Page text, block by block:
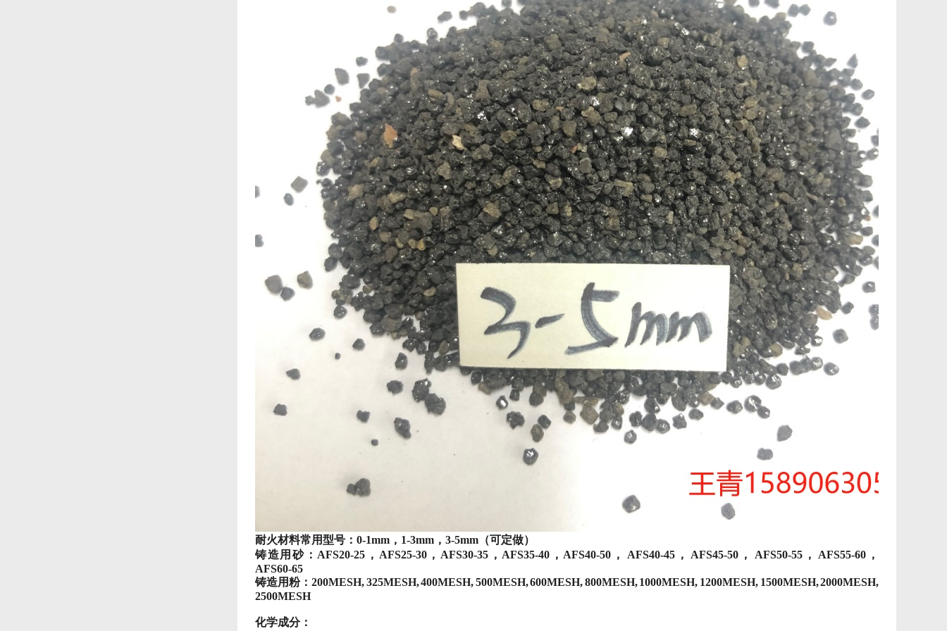
耐火材料常用型号：0-1mm，1-3mm，3-5mm（可定做）
铸造用砂：AFS20-25，AFS25-30，AFS30-35，AFS35-40，AFS40-50， AFS40-45， AFS45-50， AFS50-55， AFS55-60，
AFS60-65
铸造用粉：200MESH, 325MESH, 400MESH, 500MESH, 600MESH, 800MESH, 1000MESH, 1200MESH, 1500MESH, 2000MESH,
2500MESH
化学成分：